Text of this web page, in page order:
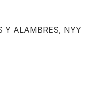
Y ALAMBRES, NYY